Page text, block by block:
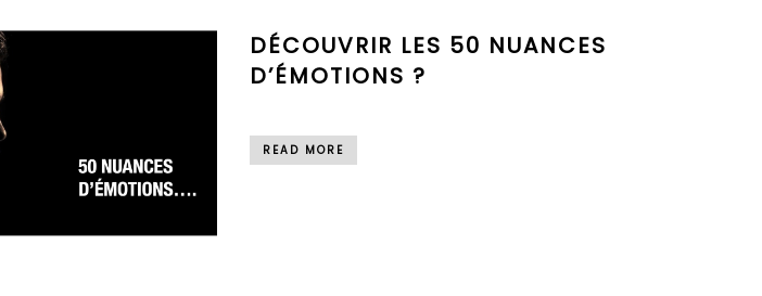
DÉCOUVRIR LES 50 NUANCES
D’ÉMOTIONS ?
READ MORE